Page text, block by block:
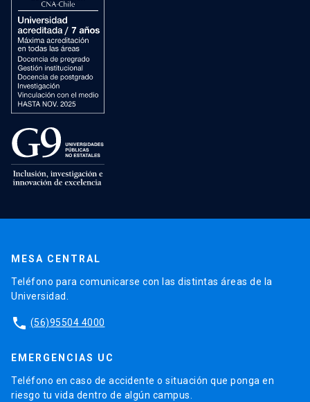
MESA CENTRAL
Teléfono para comunicarse con las distintas áreas de la
Universidad.
phone (56)95504 4000
EMERGENCIAS UC
Teléfono en caso de accidente o situación que ponga en
riesgo tu vida dentro de algún campus.